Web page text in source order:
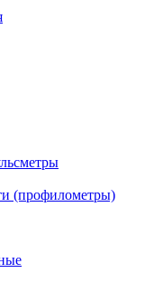
(профилометры)